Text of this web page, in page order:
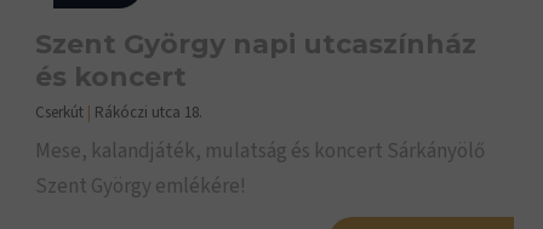
Szent György napi utcaszínház
és koncert
Cserkút | Rákóczi utca 18.
Mese, kalandjáték, mulatság és koncert Sárkányölő
Szent György emlékére!